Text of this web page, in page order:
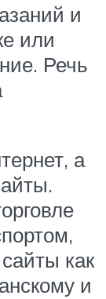
и
или
Речь
а
как
и